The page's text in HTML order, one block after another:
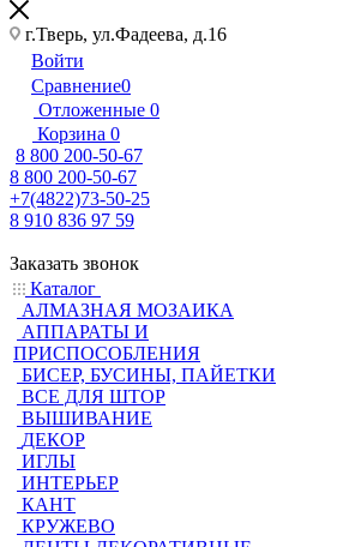
г.Тверь, ул.Фадеева, д.16
Войти
Сравнение0
Отложенные 0
Корзина 0
8 800 200-50-67
8 800 200-50-67
+7(4822)73-50-25
8 910 836 97 59
Заказать звонок
Каталог
АЛМАЗНАЯ МОЗАИКА
АППАРАТЫ И
ПРИСПОСОБЛЕНИЯ
БИСЕР, БУСИНЫ, ПАЙЕТКИ
ВСЕ ДЛЯ ШТОР
ВЫШИВАНИЕ
ДЕКОР
ИГЛЫ
ИНТЕРЬЕР
КАНТ
КРУЖЕВО